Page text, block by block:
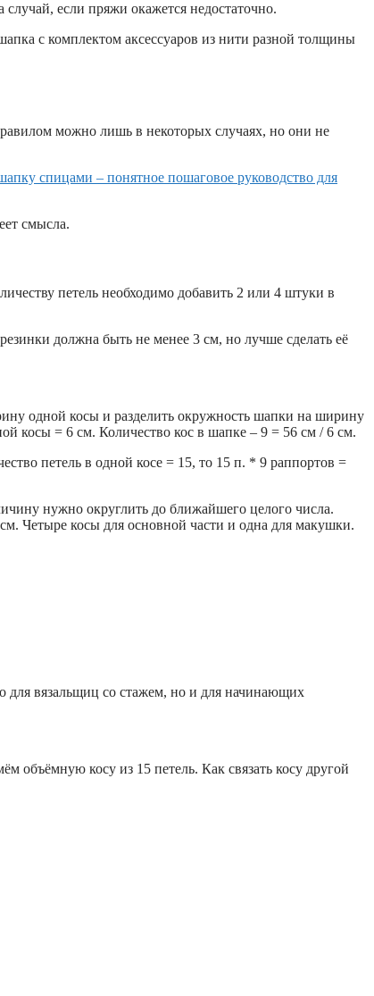
если пряжи окажется недостаточно.
с комплектом аксессуаров из нити разной толщины
можно лишь в некоторых случаях, но они не
спицами – понятное пошаговое руководство для
смысла.
петель необходимо добавить 2 или 4 штуки в
должна быть не менее 3 см, но лучше сделать её
одной косы и разделить окружность шапки на ширину
косы = 6 см. Количество кос в шапке – 9 = 56 см / 6 см.
петель в одной косе = 15, то 15 п. * 9 раппортов =
нужно округлить до ближайшего целого числа.
Четыре косы для основной части и одна для макушки.
для вязальщиц со стажем, но и для начинающих
объёмную косу из 15 петель. Как связать косу другой